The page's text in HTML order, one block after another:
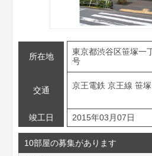
所在地
東京都渋谷区笹塚一
号
交通
京王電鉄 京王線 笹
竣工日 2015年03月07日
10部屋の募集があります